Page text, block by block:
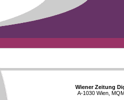
Wiener Zeitung
A-1030 Wien,